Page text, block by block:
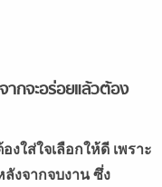
ากจะอร่อยแล้วต้อง
ใส่ใจเลือกให้ดี เพราะ
งจากจบงาน ซึ่ง